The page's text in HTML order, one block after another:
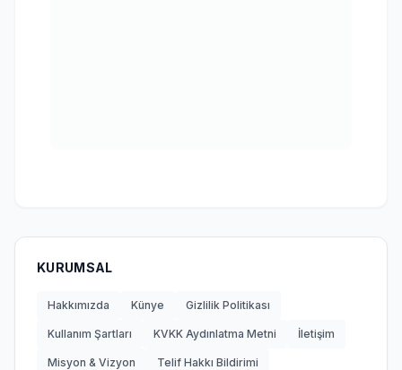
KURUMSAL
Hakkımızda Künye Gizlilik Politikası
Kullanım Şartları KVKK Aydınlatma Metni İletişim
Misyon & Vizyon Telif Hakkı Bildirimi